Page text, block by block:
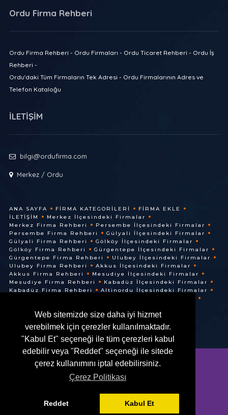
Web sitemizde size daha iyi hizmet
verebilmek için çerezler kullanılmaktadır.
"Kabul Et" seçeneği ile tüm çerezleri kabul
edebilir veya "Reddet" seçeneği ile sitede
çerez kullanımını iptal edebilirsiniz.
Çerez Politikası
Reddet Kabul Et
Ordu Firma Rehberi
Ordu Firma Rehberi - Ordu Firmaları - Ordu Ticaret Rehberi - Ordu İş
Rehberi -
Ordu'daki Tüm Firmaların Tek Adresi - Ordu Firmalarının Adres ve
Telefon Kataloğu
İLETİŞİM
bilgi@ordufirma.com
Merkez / Ordu
ANA SAYFA FIRMA KATEGORILERI
FIRMA EKLE
İLETIŞIM
Merkez İlçesindeki Firmalar
Merkez Firma Rehberi
Persembe İlçesindeki Firmalar
Persembe Firma Rehberi
Gülyali İlçesindeki Firmalar
Gülyali Firma Rehberi
Gölköy İlçesindeki Firmalar
Gölköy Firma Rehberi
Gürgentepe İlçesindeki Firmalar
Gürgentepe Firma Rehberi
Ulubey İlçesindeki Firmalar
Ulubey Firma Rehberi
Akkus İlçesindeki Firmalar
Akkus Firma Rehberi
Mesudiye İlçesindeki Firmalar
Mesudiye Firma Rehberi
Kabadüz İlçesindeki Firmalar
Kabadüz Firma Rehberi
Altinordu İlçesindeki Firmalar
Cuma Firma Rehberi
© @ 2016. Her Hakkı Saklıdır.